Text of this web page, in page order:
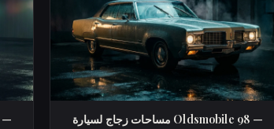
مساحات زجاج لسيارة Oldsmobile 98 —